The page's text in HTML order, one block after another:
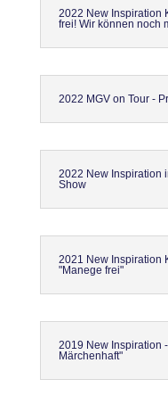
2022 New Inspiration
frei! Wir können noch
2022 MGV on Tour -
2022 New Inspiration
Show
2021 New Inspiration
"Manege frei"
2019 New Inspiration
Märchenhaft"